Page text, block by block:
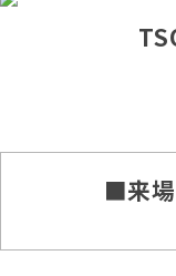
■来